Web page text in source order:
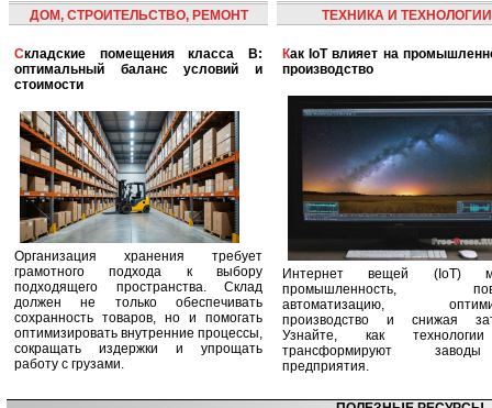
ДОМ, СТРОИТЕЛЬСТВО, РЕМОНТ
Складские помещения класса B:
оптимальный баланс условий и
стоимости
Организация хранения требует
грамотного подхода к выбору
подходящего пространства. Склад
должен не только обеспечивать
сохранность товаров, но и помогать
оптимизировать внутренние процессы,
сокращать издержки и упрощать
работу с грузами.
ТЕХНИКА И ТЕХНОЛОГИИ
Как IoT влияет на промышленность и
производство
Интернет вещей (IoT)
промышленность,
автоматизацию,
производство и снижая
Узнайте, как
трансформируют
предприятия.